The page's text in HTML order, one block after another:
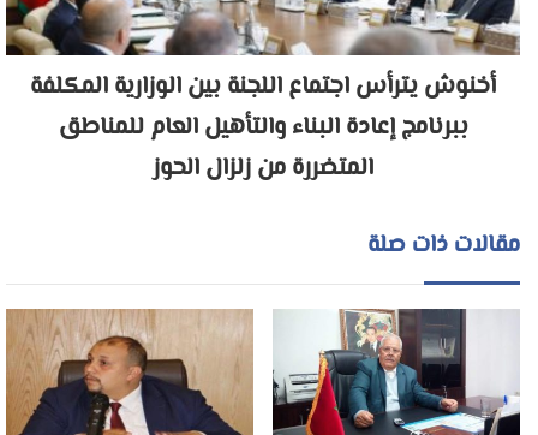
أخنوش يترأس اجتماع اللجنة بين الوزارية المكلفة
ببرنامج إعادة البناء والتأهيل العام للمناطق
المتضررة من زلزال الحوز
مقالات ذات صلة